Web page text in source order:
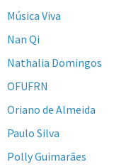
Música Viva
Nan Qi
Nathalia Domingos
OFUFRN
Oriano de Almeida
Paulo Silva
Polly Guimarães